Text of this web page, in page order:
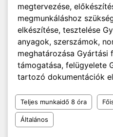
megtervezése,
megmunkáláshoz
elkészítése, tesztelése
anyagok, szerszámok,
meghatározása Gyártási
támogatása, felügyelete
tartozó dokumentációk
Teljes munkaidő 8 óra
Általános